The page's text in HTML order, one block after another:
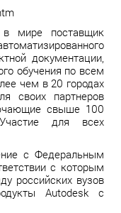
в мире поставщик
документации,
обучения по всем
чем в 20 городах
своих партнеров
свыше 100
для всех
с Федеральным
с которым
российских вузов
Autodesk с